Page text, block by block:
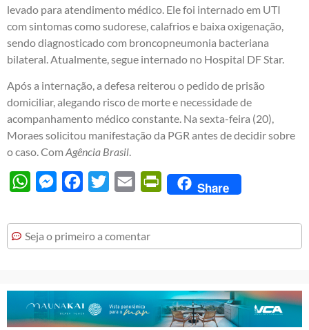
levado para atendimento médico. Ele foi internado em UTI
com sintomas como sudorese, calafrios e baixa oxigenação,
sendo diagnosticado com broncopneumonia bacteriana
bilateral. Atualmente, segue internado no Hospital DF Star.
Após a internação, a defesa reiterou o pedido de prisão
domiciliar, alegando risco de morte e necessidade de
acompanhamento médico constante. Na sexta-feira (20),
Moraes solicitou manifestação da PGR antes de decidir sobre
o caso. Com Agência Brasil.
WhatsAppMessengerFacebook
Twitter Email PrintFriendly
Share
Seja o primeiro a comentar